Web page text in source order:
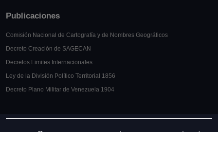
Publicaciones
Comisión Nacional de Cartografía y de Nombres Geográficos
Decreto Creación de SAGECAN
Decretos Limites Internacionales
Ley de la División Político Territorial 1856
Decreto Plano Militar de Venezuela 1904
Copyright 2026 IGVSB. Instituto Geográfico de Venezuela Simón Bolívar